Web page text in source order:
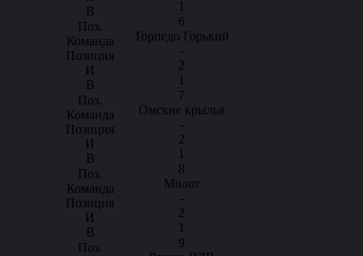
1
6
Торпедо Горький
-
2
1
7
Омские крылья
-
2
1
8
Молот
-
2
1
9